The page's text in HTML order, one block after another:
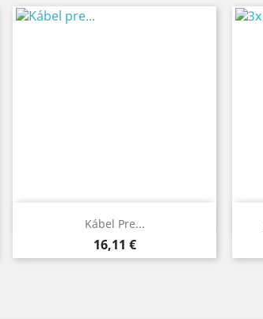
Kábel Pre...
Cena
16,11 €
Rýchly náhľad